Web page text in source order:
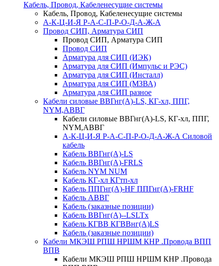
Кабель, Провод, Кабеленесущие системы
Кабель, Провод, Кабеленесущие системы
А-К-Ц-И-Я Р-А-С-П-Р-О-Д-А-Ж-А
Провод СИП, Арматура СИП
Провод СИП, Арматура СИП
Провод СИП
Арматура для СИП (ИЭК)
Арматура для СИП (Импульс и РЭС)
Арматура для СИП (Инсталл)
Арматура для СИП (МЗВА)
Арматура для СИП разное
Кабели силовые ВВГнг(А)-LS, КГ-хл, ППГ,
NYM,АВВГ
Кабели силовые ВВГнг(А)-LS, КГ-хл, ППГ,
NYM,АВВГ
А-К-Ц-И-Я Р-А-С-П-Р-О-Д-А-Ж-А Силовой
кабель
Кабель ВВГнг(А)-LS
Кабель ВВГнг(А)-FRLS
Кабель NYM NUM
Кабель КГ-хл КГтп-хл
Кабель ППГнг(А)-HF ППГнг(А)-FRHF
Кабель АВВГ
Кабель (заказные позиции)
Кабель ВВГнг(А)--LSLTx
Кабель КГВВ КГВВнг(А)LS
Кабель (заказные позиции)
Кабели МКЭШ РПШ НРШМ КНР .Провода ВПП
ВПВ
Кабели МКЭШ РПШ НРШМ КНР .Провода